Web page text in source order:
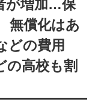
が増加…保
無償化はあ
どの費用
高校も割